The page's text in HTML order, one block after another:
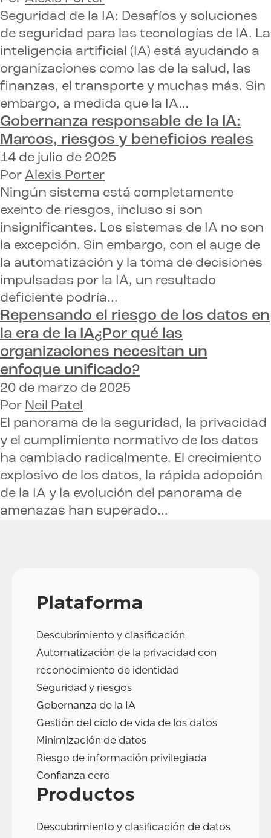
Seguridad de la IA: Desafíos y soluciones
de seguridad para las tecnologías de IA. La
inteligencia artificial (IA) está ayudando a
organizaciones como las de la salud, las
finanzas, el transporte y muchas más. Sin
embargo, a medida que la IA…
Gobernanza responsable de la IA:
Marcos, riesgos y beneficios reales
14 de julio de 2025
Por Alexis Porter
Ningún sistema está completamente
exento de riesgos, incluso si son
insignificantes. Los sistemas de IA no son
la excepción. Sin embargo, con el auge de
la automatización y la toma de decisiones
impulsadas por la IA, un resultado
deficiente podría...
Repensando el riesgo de los datos en
la era de la IA¿Por qué las
organizaciones necesitan un
enfoque unificado?
20 de marzo de 2025
Por Neil Patel
El panorama de la seguridad, la privacidad
y el cumplimiento normativo de los datos
ha cambiado radicalmente. El crecimiento
explosivo de los datos, la rápida adopción
de la IA y la evolución del panorama de
amenazas han superado...
Plataforma
Descubrimiento y clasificación
Automatización de la privacidad con
reconocimiento de identidad
Seguridad y riesgos
Gobernanza de la IA
Gestión del ciclo de vida de los datos
Minimización de datos
Riesgo de información privilegiada
Confianza cero
Productos
Descubrimiento y clasificación de datos